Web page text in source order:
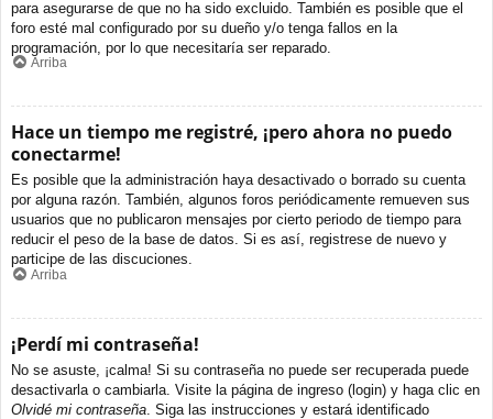
para asegurarse de que no ha sido excluido. También es posible que el
foro esté mal configurado por su dueño y/o tenga fallos en la
programación, por lo que necesitaría ser reparado.
Arriba
Hace un tiempo me registré, ¡pero ahora no puedo
conectarme!
Es posible que la administración haya desactivado o borrado su cuenta
por alguna razón. También, algunos foros periódicamente remueven sus
usuarios que no publicaron mensajes por cierto periodo de tiempo para
reducir el peso de la base de datos. Si es así, registrese de nuevo y
participe de las discuciones.
Arriba
¡Perdí mi contraseña!
No se asuste, ¡calma! Si su contraseña no puede ser recuperada puede
desactivarla o cambiarla. Visite la página de ingreso (login) y haga clic en
Olvidé mi contraseña . Siga las instrucciones y estará identificado